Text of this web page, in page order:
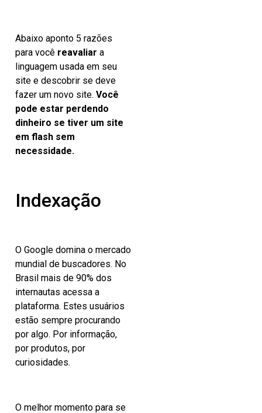
Abaixo aponto 5 razões
para você reavaliar a
linguagem usada em seu
site e descobrir se deve
fazer um novo site. Você
pode estar perdendo
dinheiro se tiver um site
em flash sem
necessidade.
Indexação
O Google domina o mercado
mundial de buscadores. No
Brasil mais de 90% dos
internautas acessa a
plataforma. Estes usuários
estão sempre procurando
por algo. Por informação,
por produtos, por
curiosidades.
O melhor momento para se